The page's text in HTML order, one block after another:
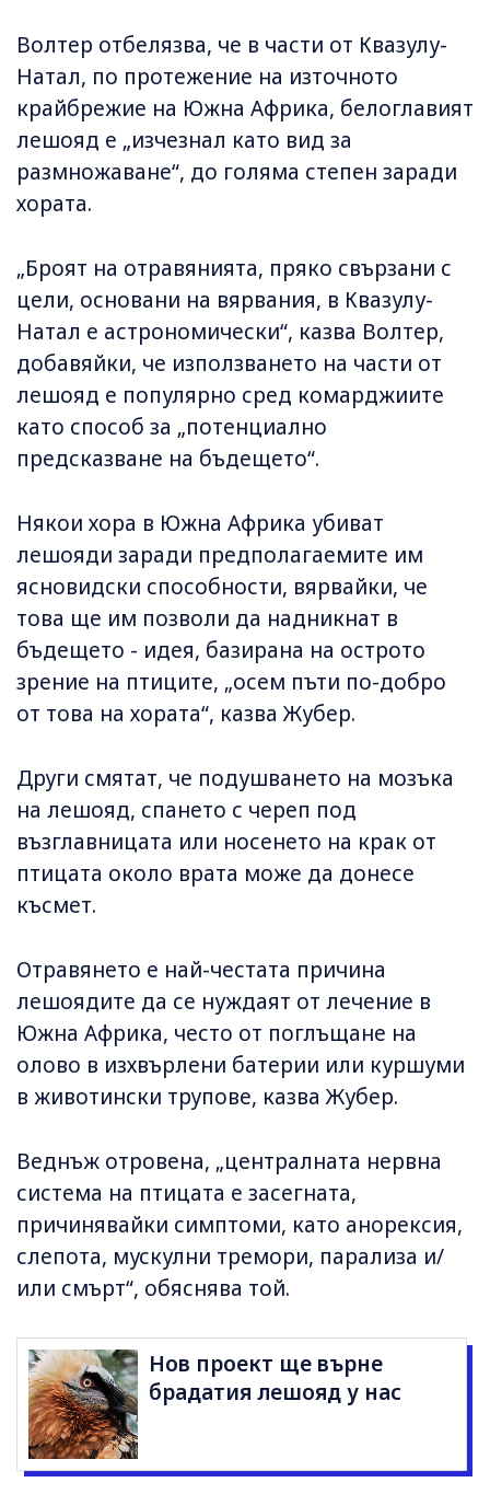
Волтер отбелязва, че в части от Квазулу-
Натал, по протежение на източното
крайбрежие на Южна Африка, белоглавият
лешояд е „изчезнал като вид за
размножаване“, до голяма степен заради
хората.
„Броят на отравянията, пряко свързани с
цели, основани на вярвания, в Квазулу-
Натал е астрономически“, казва Волтер,
добавяйки, че използването на части от
лешояд е популярно сред комарджиите
като способ за „потенциално
предсказване на бъдещето“.
Някои хора в Южна Африка убиват
лешояди заради предполагаемите им
ясновидски способности, вярвайки, че
това ще им позволи да надникнат в
бъдещето - идея, базирана на острото
зрение на птиците, „осем пъти по-добро
от това на хората“, казва Жубер.
Други смятат, че подушването на мозъка
на лешояд, спането с череп под
възглавницата или носенето на крак от
птицата около врата може да донесе
късмет.
Отравянето е най-честата причина
лешоядите да се нуждаят от лечение в
Южна Африка, често от поглъщане на
олово в изхвърлени батерии или куршуми
в животински трупове, казва Жубер.
Веднъж отровена, „централната нервна
система на птицата е засегната,
причинявайки симптоми, като анорексия,
слепота, мускулни тремори, парализа и/
или смърт“, обяснява той.
Нов проект ще върне
брадатия лешояд у нас